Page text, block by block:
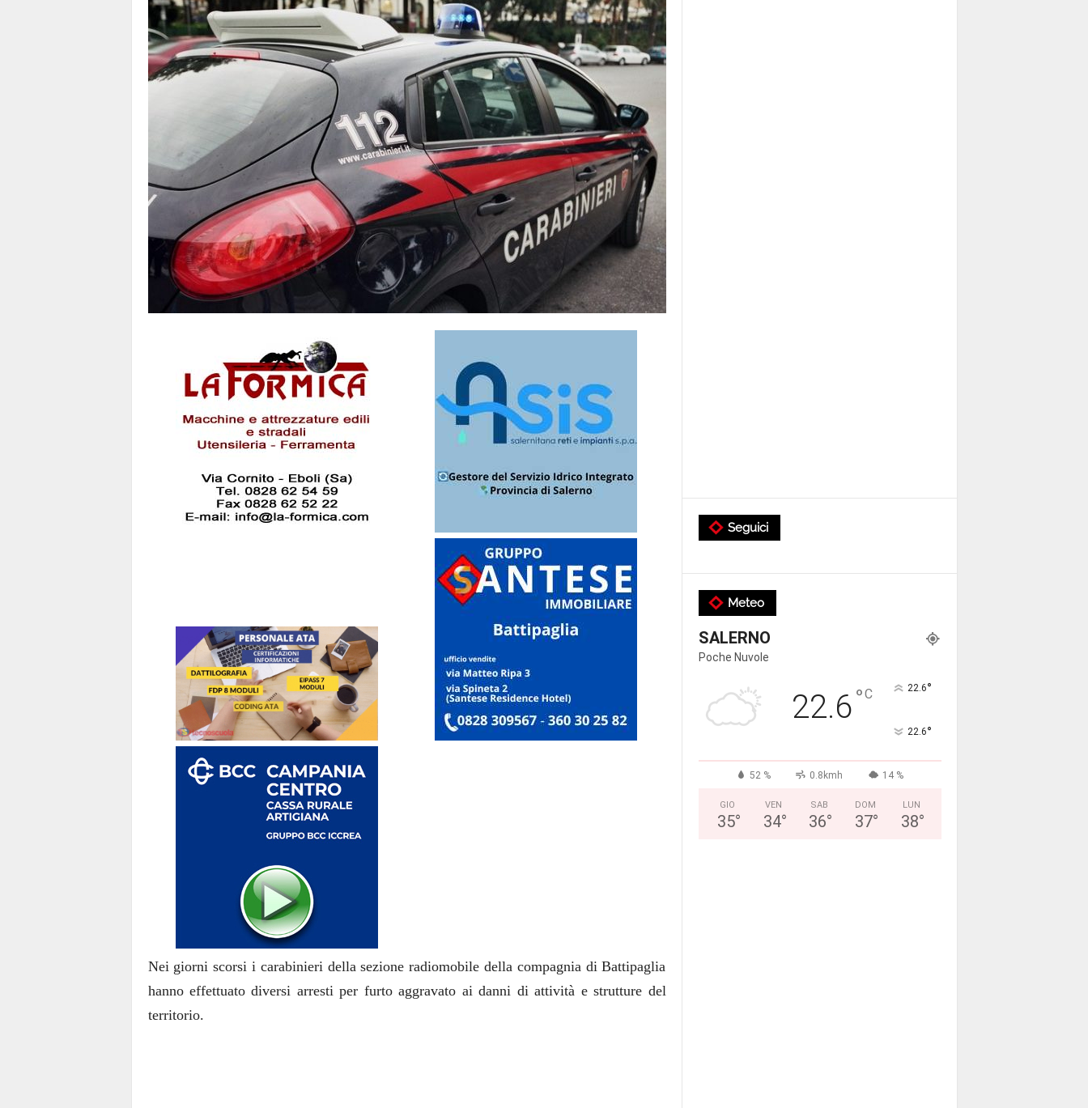
1
|
Nei giorni scorsi i carabinieri della sezione radiomobile della compagnia di Battipaglia
hanno effettuato diversi arresti per furto aggravato ai danni di attività e strutture del
territorio.
Seguici
Meteo
SALERNO
Poche Nuvole
22.6°C 22.6°
22.6°
52 % 0.8kmh 14 %
GIO
35°
VEN
34°
SAB
36°
DOM
37°
LUN
38°